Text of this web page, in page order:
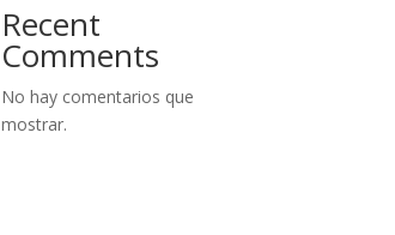
Recent
Comments
No hay comentarios que
mostrar.